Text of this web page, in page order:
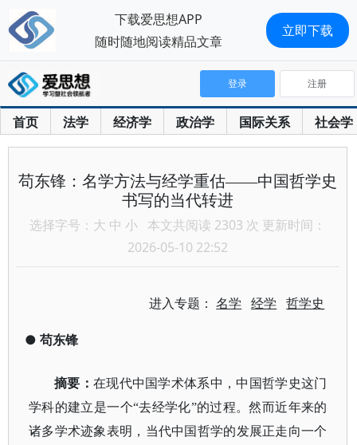
首页 法学 经济学 政治学 国际关系 社会学
登录 注册
苟东锋：名学方法与经学重估——中国哲学史
书写的当代转进
选择字号： 大 中 小 本文共阅读 2303 次 更新时间：
2026-05-10 22:52
进入专题：名学 经学 哲学史
● 苟东锋
摘要： 在现代中国学术体系中，中国哲学史这门
学科的建立是一个“去经学化”的过程。然而近年来的
诸多学术迹象表明，当代中国哲学的发展正走向一个
下载爱思想APP
随时随地阅读精品文章
立即下载